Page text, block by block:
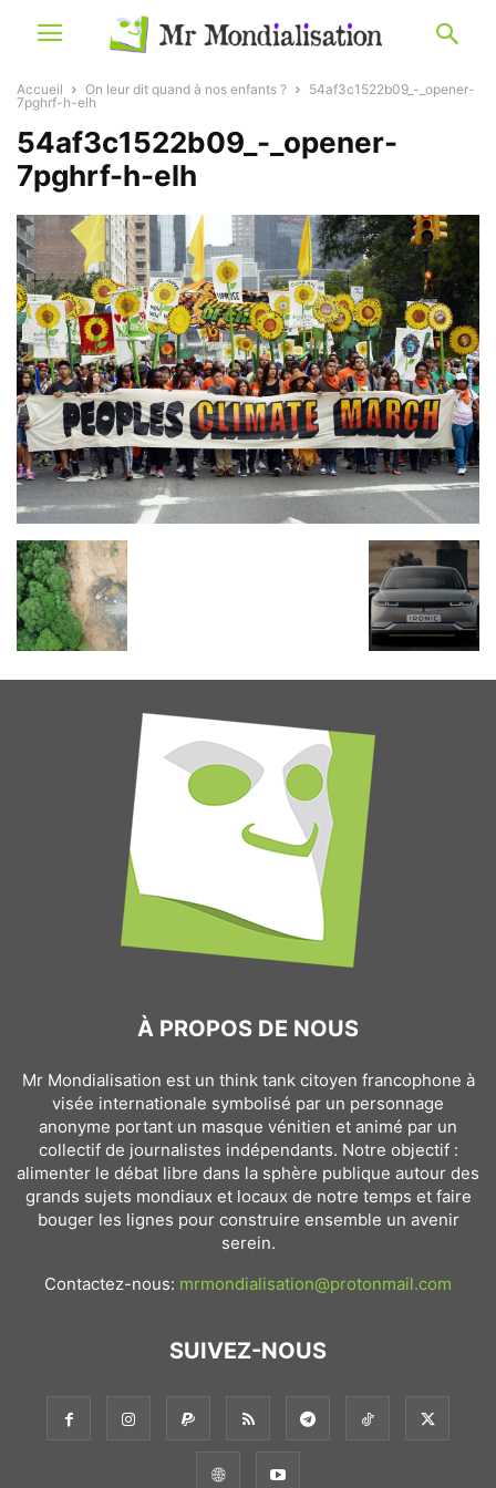
Accueil On leur dit quand à nos enfants ?
54af3c1522b09_-_opener-
7pghrf-h-elh
54af3c1522b09_-_opener-
7pghrf-h-elh
À PROPOS DE NOUS
Mr Mondialisation est un think tank citoyen francophone à
visée internationale symbolisé par un personnage
anonyme portant un masque vénitien et animé par un
collectif de journalistes indépendants. Notre objectif :
alimenter le débat libre dans la sphère publique autour des
grands sujets mondiaux et locaux de notre temps et faire
bouger les lignes pour construire ensemble un avenir
serein.
Contactez-nous: mrmondialisation@protonmail.com
SUIVEZ-NOUS